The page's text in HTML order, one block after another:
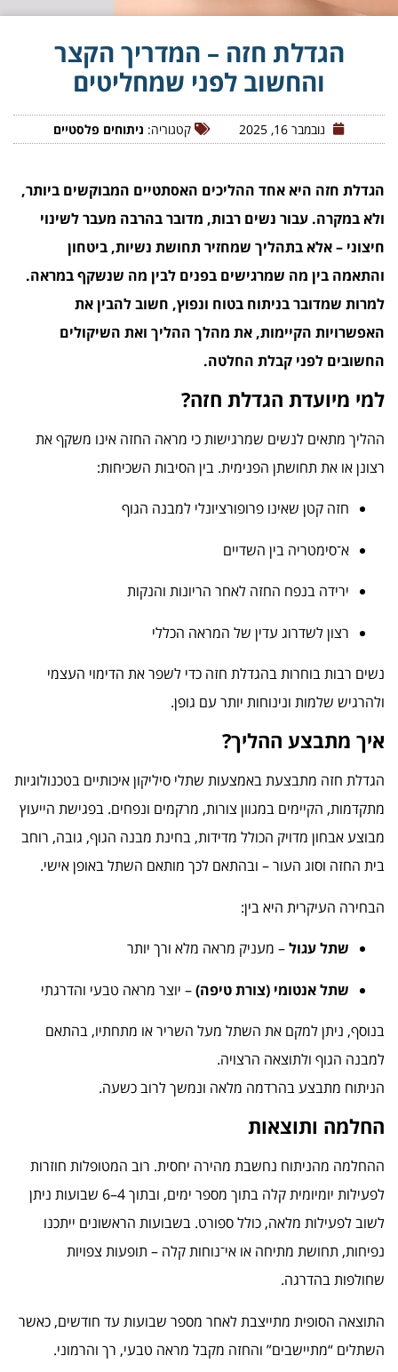
הגדלת חזה – המדריך הקצר
והחשוב לפני שמחליטים
נובמבר 16, 2025 קטגוריה: ניתוחים פלסטיים
הגדלת חזה היא אחד ההליכים האסתטיים המבוקשים ביותר,
ולא במקרה. עבור נשים רבות, מדובר בהרבה מעבר לשינוי
חיצוני – אלא בתהליך שמחזיר תחושת נשיות, ביטחון
והתאמה בין מה שמרגישים בפנים לבין מה שנשקף במראה.
למרות שמדובר בניתוח בטוח ונפוץ, חשוב להבין את
האפשרויות הקיימות, את מהלך ההליך ואת השיקולים
החשובים לפני קבלת החלטה.
למי מיועדת הגדלת חזה?
ההליך מתאים לנשים שמרגישות כי מראה החזה אינו משקף את
רצונן או את תחושתן הפנימית. בין הסיבות השכיחות:
חזה קטן שאינו פרופורציונלי למבנה הגוף
א־סימטריה בין השדיים
ירידה בנפח החזה לאחר הריונות והנקות
רצון לשדרוג עדין של המראה הכללי
נשים רבות בוחרות בהגדלת חזה כדי לשפר את הדימוי העצמי
ולהרגיש שלמות ונינוחות יותר עם גופן.
איך מתבצע ההליך?
הגדלת חזה מתבצעת באמצעות שתלי סיליקון איכותיים בטכנולוגיות
מתקדמות, הקיימים במגוון צורות, מרקמים ונפחים. בפגישת הייעוץ
מבוצע אבחון מדויק הכולל מדידות, בחינת מבנה הגוף, גובה, רוחב
בית החזה וסוג העור – ובהתאם לכך מותאם השתל באופן אישי.
הבחירה העיקרית היא בין:
שתל עגול– מעניק מראה מלא ורך יותר
שתל אנטומי (צורת טיפה)– יוצר מראה טבעי והדרגתי
בנוסף, ניתן למקם את השתל מעל השריר או מתחתיו, בהתאם
למבנה הגוף ולתוצאה הרצויה.
הניתוח מתבצע בהרדמה מלאה ונמשך לרוב כשעה.
החלמה ותוצאות
ההחלמה מהניתוח נחשבת מהירה יחסית. רוב המטופלות חוזרות
לפעילות יומיומית קלה בתוך מספר ימים, ובתוך 4–6 שבועות ניתן
לשוב לפעילות מלאה, כולל ספורט. בשבועות הראשונים ייתכנו
נפיחות, תחושת מתיחה או אי־נוחות קלה – תופעות צפויות
שחולפות בהדרגה.
התוצאה הסופית מתייצבת לאחר מספר שבועות עד חודשים, כאשר
השתלים “מתיישבים” והחזה מקבל מראה טבעי, רך והרמוני.